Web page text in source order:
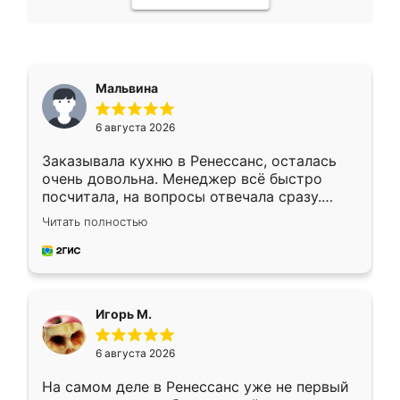
Мальвина
6 августа 2026
Заказывала кухню в Ренессанс, осталась
очень довольна. Менеджер всё быстро
посчитала, на вопросы отвечала сразу.
Замерщик приехал в субботу, подошёл к
делу со всей ответственностью. Собрали
за день, ребята работали аккуратно, даже
Читать полностью
Игорь М.
6 августа 2026
На самом деле в Ренессанс уже не первый